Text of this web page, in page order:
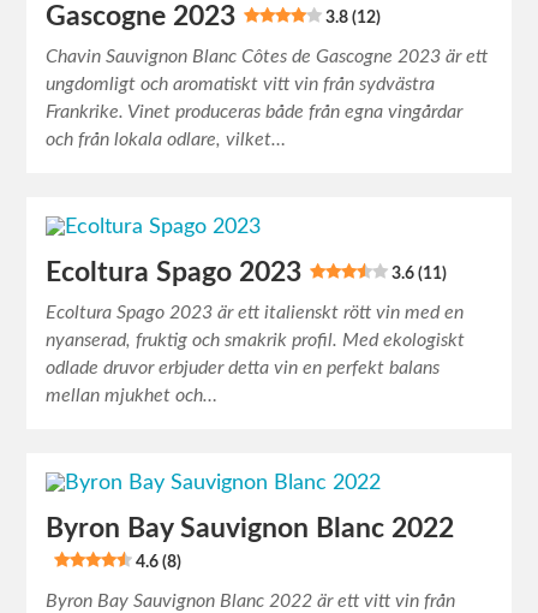
Gascogne 2023
3.8 (12)
Chavin Sauvignon Blanc Côtes de Gascogne 2023 är ett
ungdomligt och aromatiskt vitt vin från sydvästra
Frankrike. Vinet produceras både från egna vingårdar
och från lokala odlare, vilket…
Ecoltura Spago 2023 3.6 (11)
Ecoltura Spago 2023 är ett italienskt rött vin med en
nyanserad, fruktig och smakrik profil. Med ekologiskt
odlade druvor erbjuder detta vin en perfekt balans
mellan mjukhet och…
Byron Bay Sauvignon Blanc 2022
4.6 (8)
Byron Bay Sauvignon Blanc 2022 är ett vitt vin från